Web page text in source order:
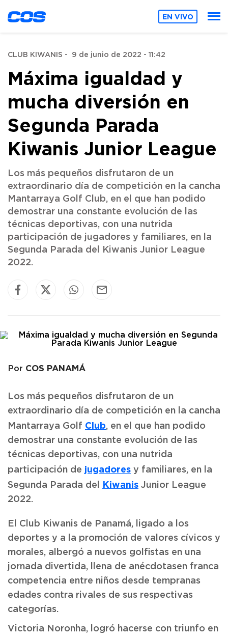
EN VIVO
CLUB KIWANIS - 9 de junio de 2022 - 11:42
Máxima igualdad y
mucha diversión en
Segunda Parada
Kiwanis Junior League
Los más pequeños disfrutaron de un
extraordinario día de competición en la cancha
Mantarraya Golf Club, en el que han podido
demostrar una constante evolución de las
técnicas deportivas, con una nutrida
participación de jugadores y familiares, en la
Segunda Parada del Kiwanis Junior League
2022.
Por COS PANAMÁ
Los más pequeños disfrutaron de un
extraordinario día de competición en la cancha
Mantarraya Golf Club, en el que han podido
demostrar una constante evolución de las
técnicas deportivas, con una nutrida
participación de jugadores y familiares, en la
Segunda Parada del
Kiwanis Junior League
2022.
El Club Kiwanis de Panamá, ligado a los
deportes y a la promoción de valores cívicos y
morales, albergó a nuevos golfistas en una
jornada divertida, llena de anécdotasen franca
competencia entre niños desde tempranas
edades contra rivales de sus respectivas
categorías.
Victoria Noronha, logró hacerse con triunfo en